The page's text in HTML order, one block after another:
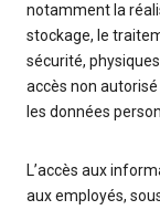
notamment la
stockage, le
sécurité,
accès non
les données
L’accès aux
aux employés,